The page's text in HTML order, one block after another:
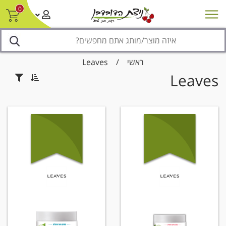
0
מבצעים סניפים צור קשר/ביטול הזמנה
ראשי /
Leaves
Leaves